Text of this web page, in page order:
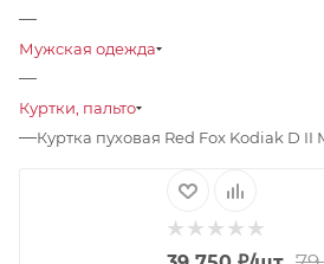
—
Мужская одежда
—
Куртки, пальто
—Куртка пуховая Red Fox Kodiak D II